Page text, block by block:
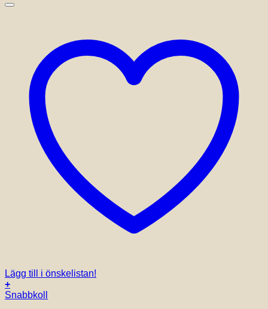
Lägg till i önskelistan!
+
Snabbkoll